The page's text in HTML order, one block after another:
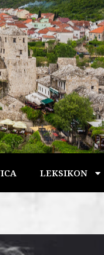
LEKSIKON